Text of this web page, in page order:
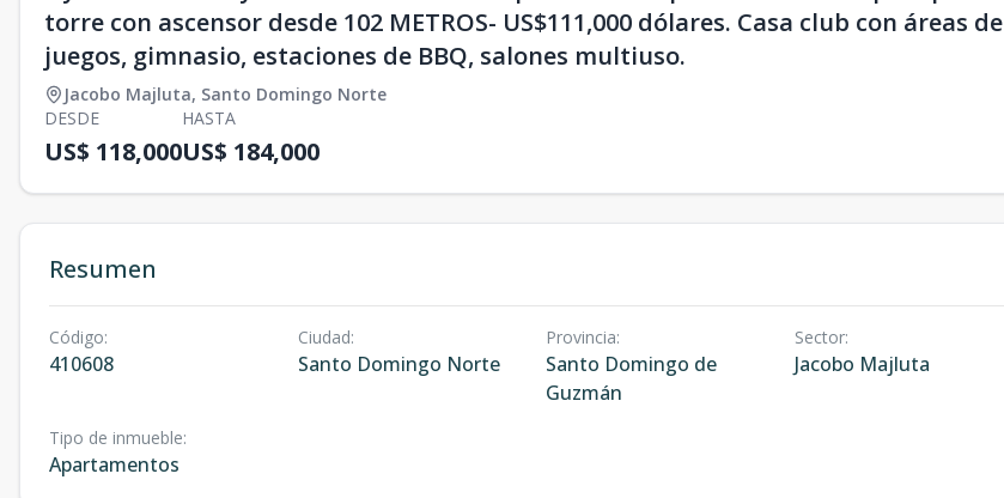
torre con ascensor desde 102 METROS- US$111,000 dólares. Casa club con áreas de
juegos, gimnasio, estaciones de BBQ, salones multiuso.
Jacobo Majluta, Santo Domingo Norte
DESDE
US$ 118,000
HASTA
US$ 184,000
Resumen
Código:
410608
Ciudad:
Santo Domingo Norte
Provincia:
Santo Domingo de
Guzmán
Sector:
Jacobo Majluta
Tipo de inmueble:
Apartamentos